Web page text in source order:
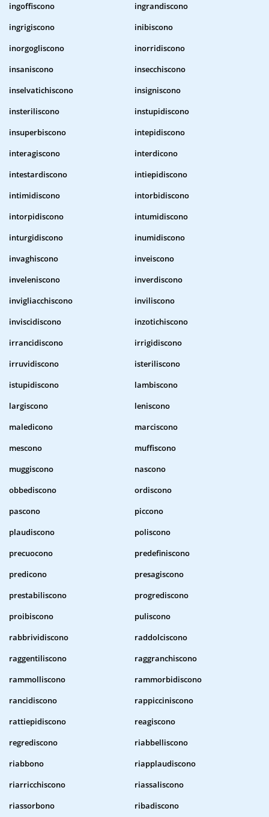
ingoffiscono
ingrandiscono
ingrigiscono
inibiscono
inorgogliscono
inorridiscono
insaniscono
insecchiscono
inselvatichiscono
insigniscono
insteriliscono
instupidiscono
insuperbiscono
intepidiscono
interagiscono
interdicono
intestardiscono
intiepidiscono
intimidiscono
intorbidiscono
intorpidiscono
intumidiscono
inturgidiscono
inumidiscono
invaghiscono
inveiscono
inveleniscono
inverdiscono
invigliacchiscono
inviliscono
inviscidiscono
inzotichiscono
irrancidiscono
irrigidiscono
irruvidiscono
isteriliscono
istupidiscono
lambiscono
largiscono
leniscono
maledicono
marciscono
mescono
muffiscono
muggiscono
nascono
obbediscono
ordiscono
pascono
piccono
plaudiscono
poliscono
precuocono
predefiniscono
predicono
presagiscono
prestabiliscono
progrediscono
proibiscono
puliscono
rabbrividiscono
raddolciscono
raggentiliscono
raggranchiscono
rammolliscono
rammorbidiscono
rancidiscono
rappicciniscono
rattiepidiscono
reagiscono
regrediscono
riabbelliscono
riabbono
riapplaudiscono
riarricchiscono
riassaliscono
riassorbono
ribadiscono